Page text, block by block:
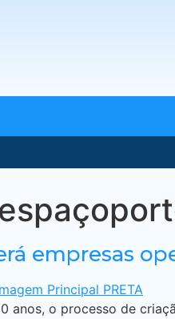
empresas
anos, o processo de